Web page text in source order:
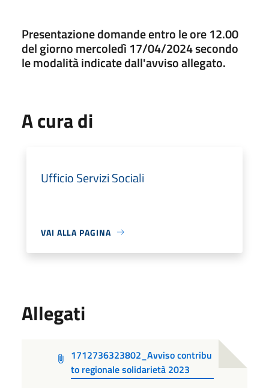
Presentazione domande entro le ore 12.00
del giorno mercoledì 17/04/2024 secondo
le modalità indicate dall'avviso allegato.
A cura di
Ufficio Servizi Sociali
VAI ALLA PAGINA
Allegati
1712736323802_Avviso contribu
to regionale solidarietà 2023